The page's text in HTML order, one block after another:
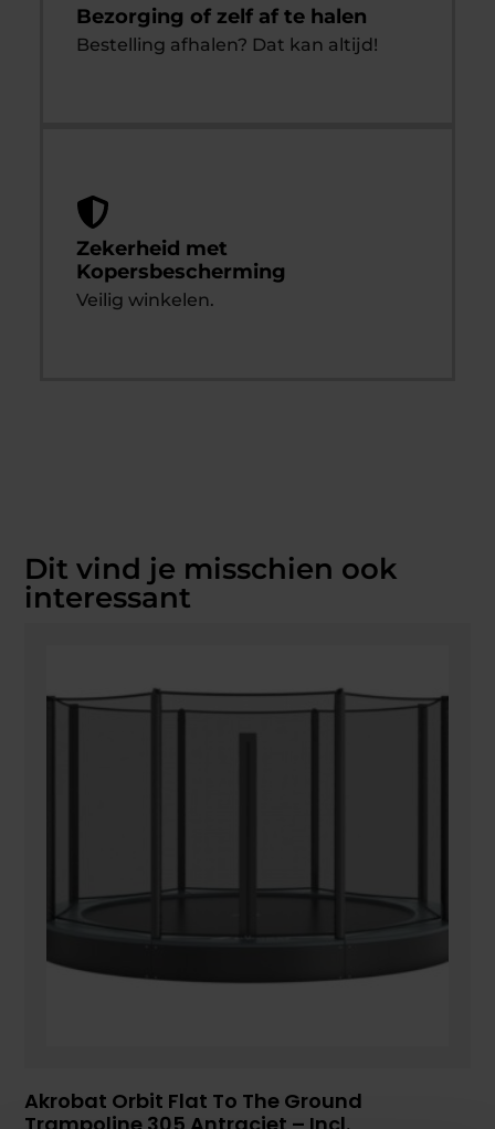
Bezorging of zelf af te halen
Bestelling afhalen? Dat kan altijd!
Zekerheid met
Kopersbescherming
Veilig winkelen.
Dit vind je misschien ook
interessant
Akrobat Orbit Flat To The Ground